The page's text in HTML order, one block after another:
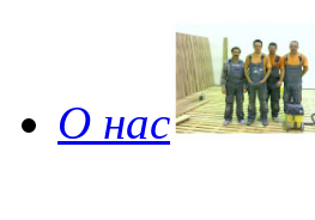
О нас